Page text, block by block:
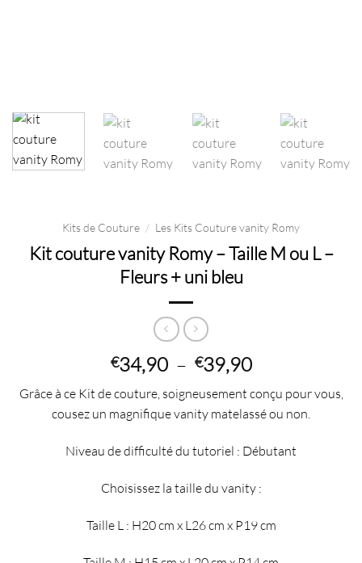
Kits de Couture / Les Kits Couture vanity Romy
Kit couture vanity Romy – Taille M ou L –
Fleurs + uni bleu
€34,90 – €39,90Plage
prix :
€34,90
à
€39,90
Grâce à ce Kit de couture, soigneusement conçu pour vous,
cousez un magnifique vanity matelassé ou non.
Niveau de difficulté du tutoriel : Débutant
Choisissez la taille du vanity :
Taille L : H20 cm x L26 cm x P19 cm